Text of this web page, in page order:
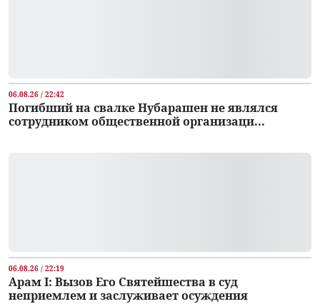
06.08.26 / 22:42
Погибший на свалке Нубарашен не являлся
сотрудником общественной организаци...
06.08.26 / 22:19
Арам I: Вызов Его Святейшества в суд
неприемлем и заслуживает осуждения